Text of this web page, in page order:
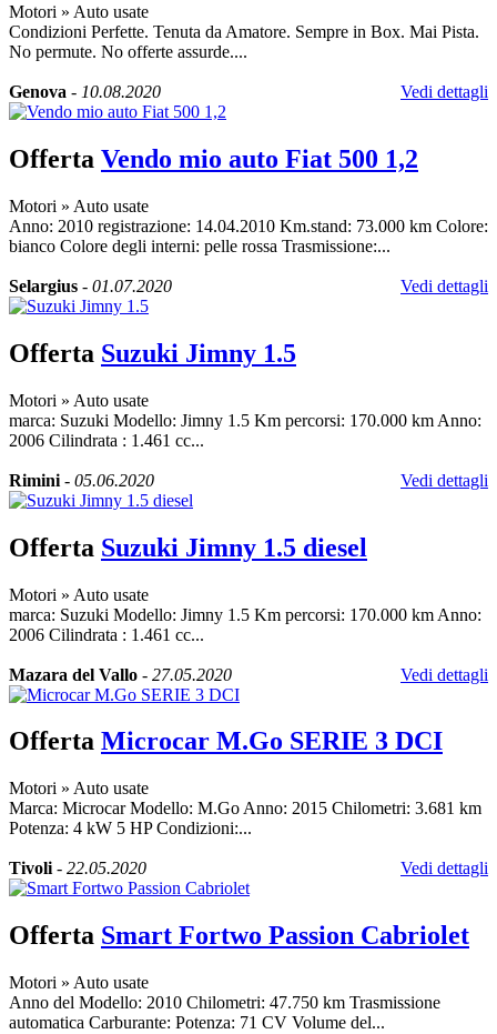
Motori » Auto usate
Condizioni Perfette. Tenuta da Amatore. Sempre in Box. Mai Pista.
No permute. No offerte assurde....
Genova - 10.08.2020 Vedi dettagli
Offerta Vendo mio auto Fiat 500 1,2
Motori » Auto usate
Anno: 2010 registrazione: 14.04.2010 Km.stand: 73.000 km Colore:
bianco Colore degli interni: pelle rossa Trasmissione:...
Selargius - 01.07.2020 Vedi dettagli
Offerta Suzuki Jimny 1.5
Motori » Auto usate
marca: Suzuki Modello: Jimny 1.5 Km percorsi: 170.000 km Anno:
2006 Cilindrata : 1.461 cc...
Rimini - 05.06.2020 Vedi dettagli
Offerta Suzuki Jimny 1.5 diesel
Motori » Auto usate
marca: Suzuki Modello: Jimny 1.5 Km percorsi: 170.000 km Anno:
2006 Cilindrata : 1.461 cc...
Mazara del Vallo - 27.05.2020 Vedi dettagli
Offerta Microcar M.Go SERIE 3 DCI
Motori » Auto usate
Marca: Microcar Modello: M.Go Anno: 2015 Chilometri: 3.681 km
Potenza: 4 kW 5 HP Condizioni:...
Tivoli - 22.05.2020 Vedi dettagli
Offerta Smart Fortwo Passion Cabriolet
Motori » Auto usate
Anno del Modello: 2010 Chilometri: 47.750 km Trasmissione
automatica Carburante: Potenza: 71 CV Volume del...